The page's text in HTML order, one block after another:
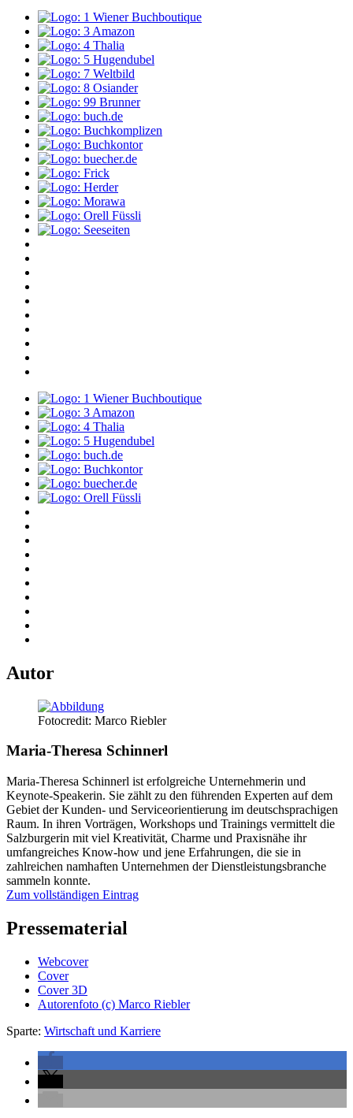
Autor
Fotocredit: Marco Riebler
Maria-Theresa Schinnerl
Maria-Theresa Schinnerl ist erfolgreiche Unternehmerin und
Keynote-Speakerin. Sie zählt zu den führenden Experten auf dem
Gebiet der Kunden- und Serviceorientierung im deutschsprachigen
Raum. In ihren Vorträgen, Workshops und Trainings vermittelt die
Salzburgerin mit viel Kreativität, Charme und Praxisnähe ihr
umfangreiches Know-how und jene Erfahrungen, die sie in
zahlreichen namhaften Unternehmen der Dienstleistungsbranche
sammeln konnte.
Zum vollständigen Eintrag
Pressematerial
Webcover
Cover
Cover 3D
Autorenfoto (c) Marco Riebler
Sparte: Wirtschaft und Karriere